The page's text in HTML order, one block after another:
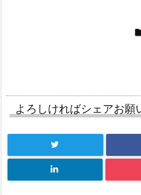
よろしければシェアお願